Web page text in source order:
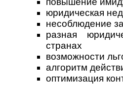
юридическая
несоблюдение
разная
странах
возможности
алгоритм
оптимизация